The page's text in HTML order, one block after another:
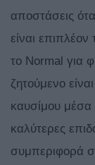
αποστάσεις
είναι
το Normal για
ζητούμενο
καυσίμου μέσα
καλύτερες
συμπεριφορά